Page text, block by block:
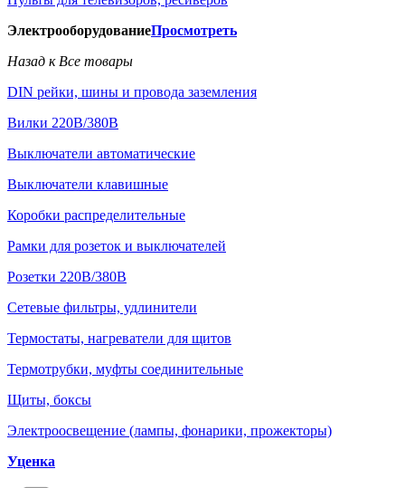
ЭлектрооборудованиеПросмотреть
Назад к Все товары
DIN рейки, шины и провода заземления
Вилки 220В/380В
Выключатели автоматические
Выключатели клавишные
Коробки распределительные
Рамки для розеток и выключателей
Розетки 220В/380В
Сетевые фильтры, удлинители
Термостаты, нагреватели для щитов
Термотрубки, муфты соединительные
Щиты, боксы
Электроосвещение (лампы, фонарики, прожекторы)
Уценка